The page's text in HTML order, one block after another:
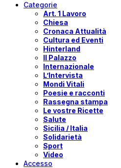
Categorie
Art. 1 Lavoro
Chiesa
Cronaca Attualità
Cultura ed Eventi
Hinterland
Il Palazzo
Internazionale
L’Intervista
Mondi Vitali
Poesie e racconti
Rassegna stampa
Le vostre Ricette
Salute
Sicilia / Italia
Solidarietà
Sport
Video
Accesso